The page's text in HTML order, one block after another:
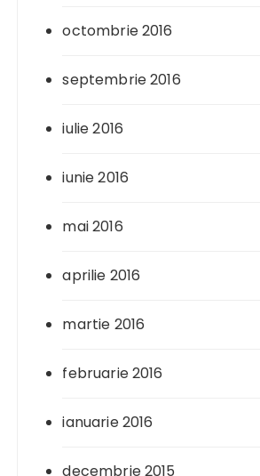
octombrie 2016
septembrie 2016
iulie 2016
iunie 2016
mai 2016
aprilie 2016
martie 2016
februarie 2016
ianuarie 2016
decembrie 2015